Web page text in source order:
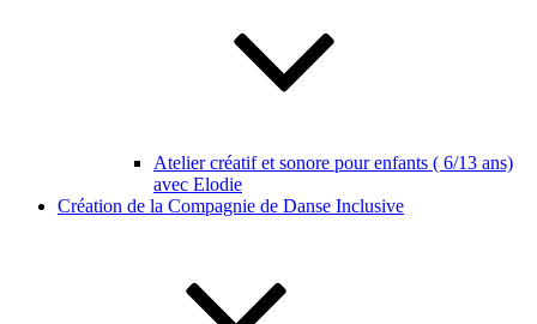
Atelier créatif et sonore pour enfants ( 6/13 ans)
avec Elodie
Création de la Compagnie de Danse Inclusive